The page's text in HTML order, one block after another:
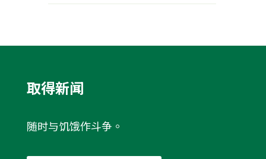
取得新闻
随时与饥饿作斗争。